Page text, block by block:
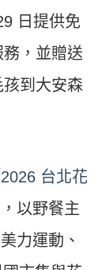
日提供免
，並贈送
到大安森
2026 台北花
以野餐主
力運動、